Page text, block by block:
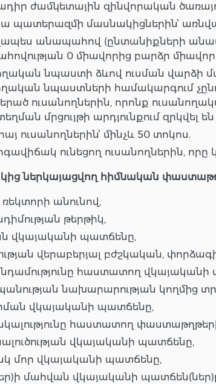
ժամկետային զինվորական
պատերազմի մասնակիցներին՝
անապահով (ընտանիքների
0 միավորից բարձր միավոր
նպաստի ձևով ուսման վարձի
նպաստների համակարգում
ուսանողներին, որոնք
մրցույթի արդյունքում զրկվել
ուսանողներին՝ մինչև 50 տոկոս.
ունեցող ուսանողներին,
կից ներկայացվող հիմնական
ռեկտորի անունով,
թերթիկ,
վկայականի պատճենը,
վերաբերյալ բժշկական,
հաստատող վկայականի
նախարարության կողմից
վկայականի պատճենը,
հաստատող
վկայականի պատճենը,
մոր վկայականի պատճենը,
մահվան վկայականի